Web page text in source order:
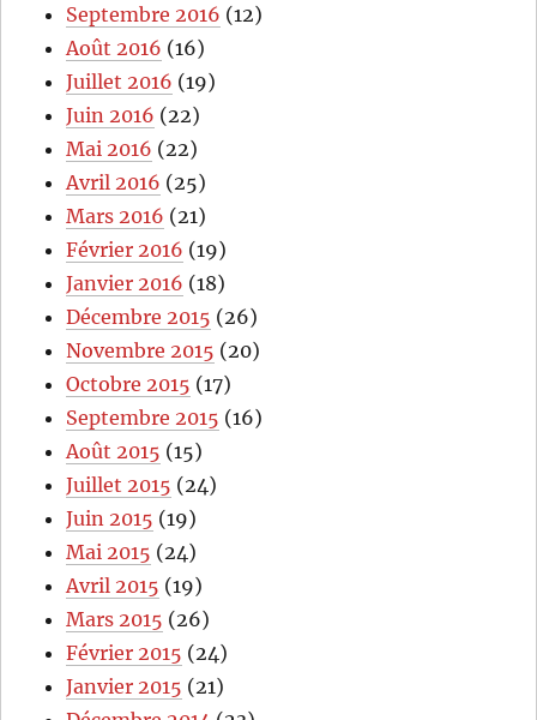
Septembre 2016 (12)
Août 2016 (16)
Juillet 2016 (19)
Juin 2016 (22)
Mai 2016 (22)
Avril 2016 (25)
Mars 2016 (21)
Février 2016 (19)
Janvier 2016 (18)
Décembre 2015 (26)
Novembre 2015 (20)
Octobre 2015 (17)
Septembre 2015 (16)
Août 2015 (15)
Juillet 2015 (24)
Juin 2015 (19)
Mai 2015 (24)
Avril 2015 (19)
Mars 2015 (26)
Février 2015 (24)
Janvier 2015 (21)